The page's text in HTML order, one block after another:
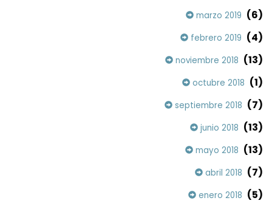
marzo 2019 (6)
febrero 2019 (4)
noviembre 2018 (13)
octubre 2018 (1)
septiembre 2018 (7)
junio 2018 (13)
mayo 2018 (13)
abril 2018 (7)
enero 2018 (5)